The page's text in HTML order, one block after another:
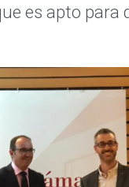
es apto para